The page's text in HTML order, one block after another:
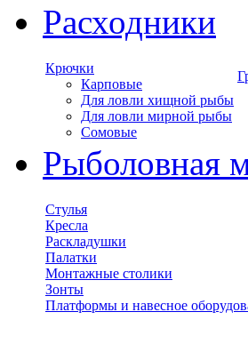
Расходники
Крючки
Карповые
Для ловли хищной рыбы
Для ловли мирной рыбы
Сомовые
Рыболовная
Стулья
Кресла
Раскладушки
Палатки
Монтажные столики
Зонты
Платформы и навесное